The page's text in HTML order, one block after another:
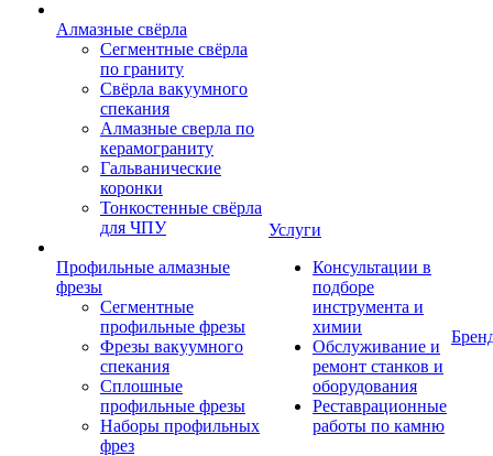
Алмазные свёрла
Сегментные свёрла
по граниту
Свёрла вакуумного
спекания
Алмазные сверла по
керамограниту
Гальванические
коронки
Тонкостенные свёрла
для ЧПУ
Профильные алмазные
фрезы
Сегментные
профильные фрезы
Фрезы вакуумного
спекания
Сплошные
профильные фрезы
Наборы профильных
фрез
Услуги
Консультации в
подборе
инструмента и
химии
Обслуживание и
ремонт станков и
оборудования
Реставрационные
работы по камню